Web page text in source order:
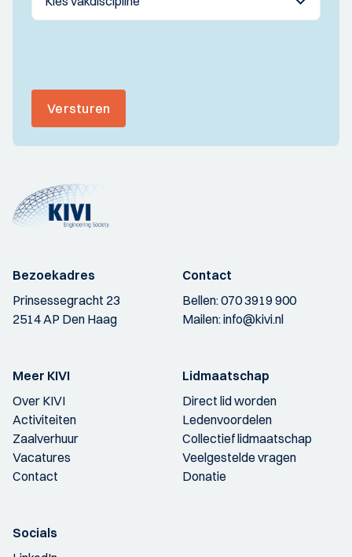
Versturen
Bezoekadres
Prinsessegracht 23
2514 AP Den Haag
Contact
Bellen:070 3919 900
Mailen:info@kivi.nl
Meer KIVI
Over KIVI
Activiteiten
Zaalverhuur
Vacatures
Contact
Lidmaatschap
Direct lid worden
Ledenvoordelen
Collectief lidmaatschap
Veelgestelde vragen
Donatie
Socials